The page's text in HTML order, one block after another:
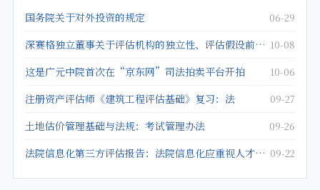
国务院关于对外投资的规定 06-29
深赛格独立董事关于评估机构的独立性、评估假设前提的合理性、评估方法与评估目的的相关性及评估定价的公允 10-08
这是广元中院首次在“京东网”司法拍卖平台开拍 10-06
注册资产评估师《建筑工程评估基础》复习：法 09-27
土地估价管理基础与法规：考试管理办法 09-26
法院信息化第三方评估报告：法院信息化应重视人才建设 09-22